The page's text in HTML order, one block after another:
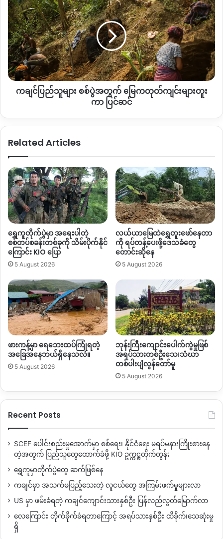
ပထမ
ဆုံး
အကြိမ်
ဖြို
ခွဲ
ခံရ။
ပြည်
သူများ
စစ်ပွဲ
အတွက်
မြေကတုတ်
ကျင်း
များ
တူး
ကာကချင်ပြည်သူများ စစ်ပွဲအတွက် မြေကတုတ်ကျင်းများတူး
ကာ ပြင်ဆင်
Related Articles
ရွှေကူတိုက်ပွဲမှာ အရေးပါတဲ့
စစ်တပ်စခန်းတစ်ခုကို သိမ်းပိုက်နိုင်
ကြောင်း KIO ပြော
5 August 2026
လယ်ယာမြေထဲရွှေတူးဖော်နေတာ
ကို ရပ်တန့်ပေးဖို့ဒေသခံတွေ
တောင်းဆိုနေ
5 August 2026
ဖားကန့်မှာ ရေဘေးထပ်ကြုံရတဲ့
အခြေအနေဘယ်ရှိနေသလဲ။
5 August 2026
ဘုန်းကြီးကျောင်းပေါက်ကွဲမှုဖြစ်
အရပ်သားတစ်ဦးသေ၊သံဃာ
တစ်ပါးပျံလွန်တော်မူ
5 August 2026
Recent Posts
SCEF ပေါင်းစည်းမှုအောက်မှာ စစ်ရေး၊ နိုင်ငံရေး မရပ်မနားကြိုးစားနေ
တဲ့အတွက် ပြည်သူတွေထောက်ခံဖို့ KIO ဥက္ကဋ္ဌတိုက်တွန်း
ရွှေကူမှာတိုက်ပွဲတွေ ဆက်ဖြစ်နေ
ကချင်မှာ အသက်မပြည့်သေးတဲ့ လူငယ်တွေ အကြမ်းဖက်မှုများလာ
US မှာ ဖမ်းခံရတဲ့ ကချင်ကျောင်းသားနှစ်ဦး ပြန်လည်လွတ်မြောက်လာ
လေကြောင်း တိုက်ခိုက်ခံရတာကြောင့် အရပ်သားနှစ်ဦး ထိခိုက်၊သေဆုံးမှု
ရှိ